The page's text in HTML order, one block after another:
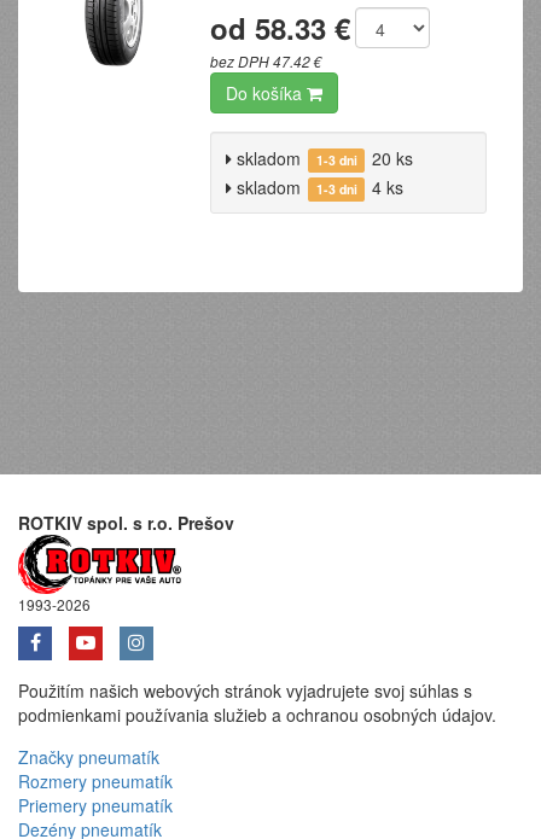
od 58.33 €
bez DPH 47.42 €
Do košíka
skladom 1-3 dni
20 ks
skladom
1-3 dni 4 ks
ROTKIV spol. s r.o. Prešov
1993-2026
Použitím našich webových stránok vyjadrujete svoj súhlas s
podmienkami používania služieb a ochranou osobných údajov.
Značky pneumatík
Rozmery pneumatík
Priemery pneumatík
Dezény pneumatík